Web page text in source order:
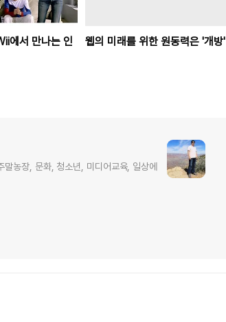
에서 만나는 인
웹의 미래를 위한 원동력은 '개방'
농장, 문화, 청소년, 미디어교육, 일상에